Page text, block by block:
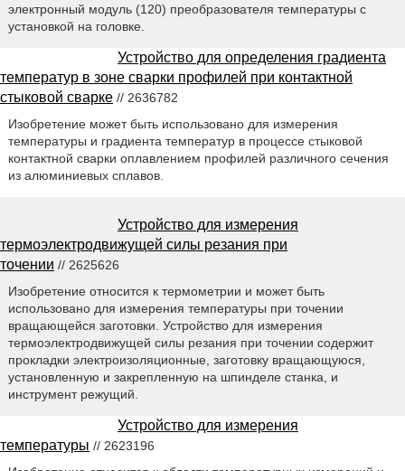
электронный модуль (120) преобразователя температуры с
установкой на головке.
Устройство для определения градиента
температур в зоне сварки профилей при контактной
стыковой сварке // 2636782
Изобретение может быть использовано для измерения
температуры и градиента температур в процессе стыковой
контактной сварки оплавлением профилей различного сечения
из алюминиевых сплавов.
Устройство для измерения
термоэлектродвижущей силы резания при
точении // 2625626
Изобретение относится к термометрии и может быть
использовано для измерения температуры при точении
вращающейся заготовки. Устройство для измерения
термоэлектродвижущей силы резания при точении содержит
прокладки электроизоляционные, заготовку вращающуюся,
установленную и закрепленную на шпинделе станка, и
инструмент режущий.
Устройство для измерения
температуры // 2623196